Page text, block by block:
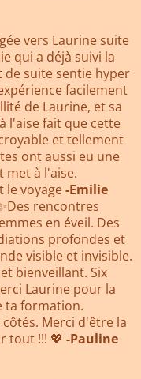
vers Laurine suite
qui a déjà suivi la
suite sentie hyper
facilement
de Laurine, et sa
l'aise fait que cette
et tellement
ont aussi eu une
met à l'aise.
le voyage-Emilie
rencontres
en éveil. Des
profondes et
visible et invisible.
bienveillant. Six
Laurine pour la
ta formation.
Merci d'être la
tout !!! 💖 -Pauline